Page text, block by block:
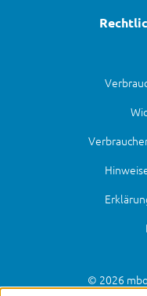
© 2026